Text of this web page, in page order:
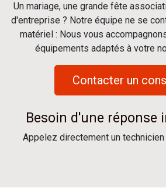
Un mariage, une grande fête
d'entreprise ? Notre équipe ne se
matériel : Nous vous
équipements adaptés à votre
Contacter un
Besoin d'une réponse
Appelez directement un technicien